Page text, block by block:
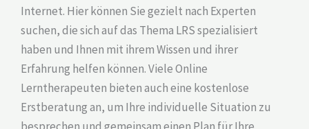
Internet. Hier können Sie gezielt nach Experten
suchen, die sich auf das Thema LRS spezialisiert
haben und Ihnen mit ihrem Wissen und ihrer
Erfahrung helfen können. Viele Online
Lerntherapeuten bieten auch eine kostenlose
Erstberatung an, um Ihre individuelle Situation zu